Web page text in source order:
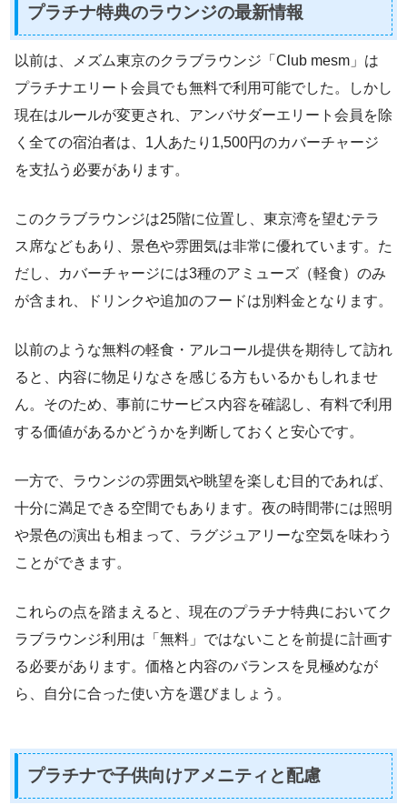
プラチナ特典のラウンジの最新情報
以前は、メズム東京のクラブラウンジ「Club mesm」は
プラチナエリート会員でも無料で利用可能でした。しかし
現在はルールが変更され、アンバサダーエリート会員を除
く全ての宿泊者は、1人あたり1,500円のカバーチャージ
を支払う必要があります。
このクラブラウンジは25階に位置し、東京湾を望むテラ
ス席などもあり、景色や雰囲気は非常に優れています。た
だし、カバーチャージには3種のアミューズ（軽食）のみ
が含まれ、ドリンクや追加のフードは別料金となります。
以前のような無料の軽食・アルコール提供を期待して訪れ
ると、内容に物足りなさを感じる方もいるかもしれませ
ん。そのため、事前にサービス内容を確認し、有料で利用
する価値があるかどうかを判断しておくと安心です。
一方で、ラウンジの雰囲気や眺望を楽しむ目的であれば、
十分に満足できる空間でもあります。夜の時間帯には照明
や景色の演出も相まって、ラグジュアリーな空気を味わう
ことができます。
これらの点を踏まえると、現在のプラチナ特典においてク
ラブラウンジ利用は「無料」ではないことを前提に計画す
る必要があります。価格と内容のバランスを見極めなが
ら、自分に合った使い方を選びましょう。
プラチナで子供向けアメニティと配慮